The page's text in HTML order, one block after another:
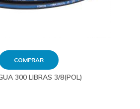
COMPRAR
300 LIBRAS 3/8(POL)